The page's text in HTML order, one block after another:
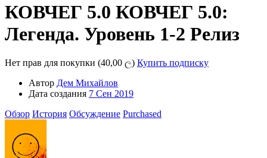
КОВЧЕГ 5.0 КОВЧЕГ 5.0:
Легенда. Уровень 1-2 Релиз
Нет прав для покупки (40,00 ල) Купить подписку
Автор Дем Михайлов
Дата создания 7 Сен 2019
Обзор История Обсуждение Purchased